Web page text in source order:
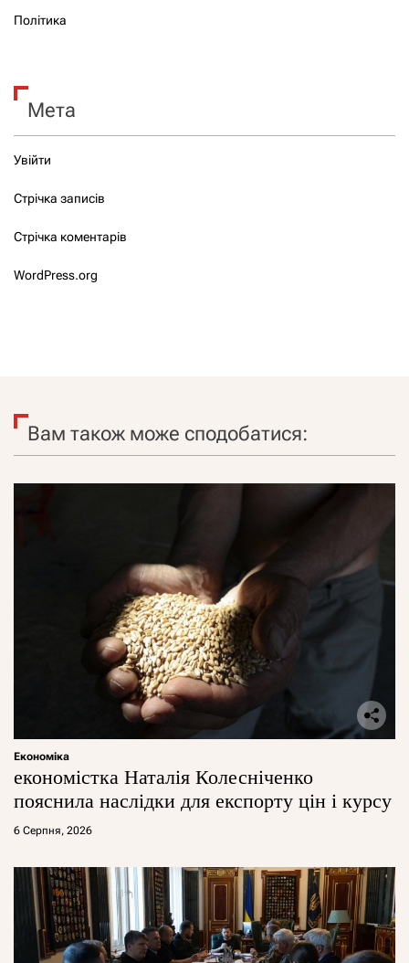
Політика
Мета
Увійти
Стрічка записів
Стрічка коментарів
WordPress.org
Вам також може сподобатися:
Економіка
економістка Наталія Колесніченко
пояснила наслідки для експорту цін і курсу
6 Серпня, 2026